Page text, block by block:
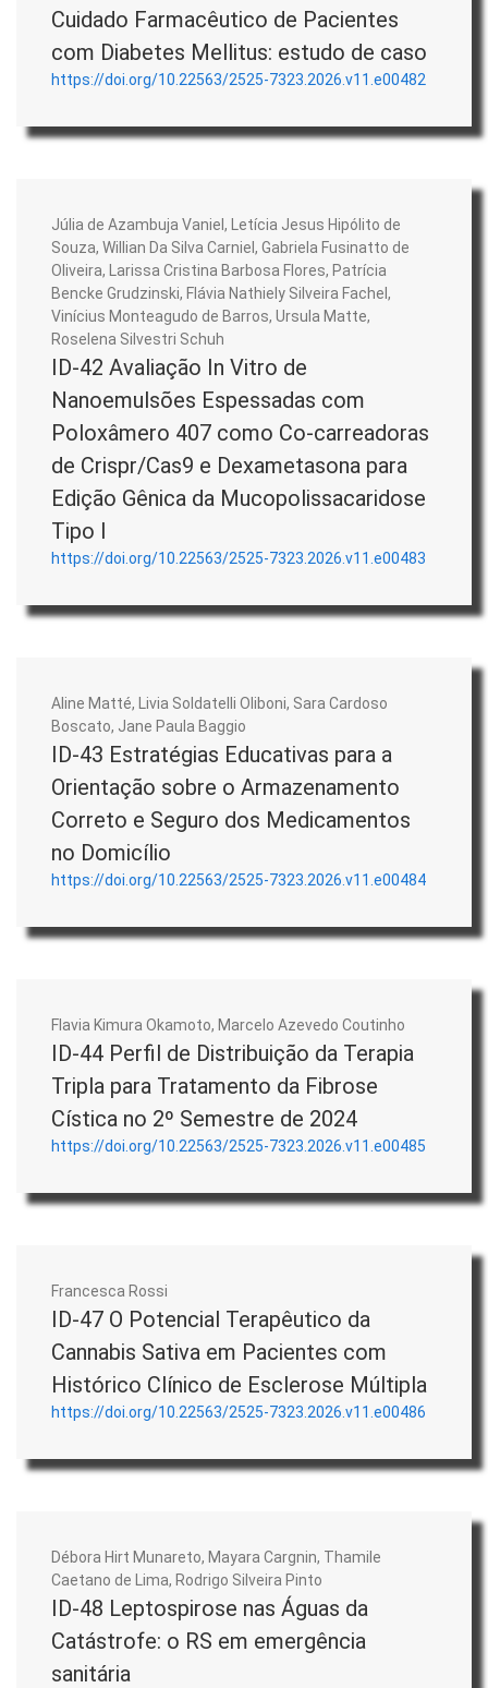
Cuidado Farmacêutico de Pacientes
com Diabetes Mellitus: estudo de caso
https://doi.org/10.22563/2525-7323.2026.v11.e00482
Júlia de Azambuja Vaniel, Letícia Jesus Hipólito de
Souza, Willian Da Silva Carniel, Gabriela Fusinatto de
Oliveira, Larissa Cristina Barbosa Flores, Patrícia
Bencke Grudzinski, Flávia Nathiely Silveira Fachel,
Vinícius Monteagudo de Barros, Ursula Matte,
Roselena Silvestri Schuh
ID-42 Avaliação In Vitro de
Nanoemulsões Espessadas com
Poloxâmero 407 como Co-carreadoras
de Crispr/Cas9 e Dexametasona para
Edição Gênica da Mucopolissacaridose
Tipo I
https://doi.org/10.22563/2525-7323.2026.v11.e00483
Aline Matté, Livia Soldatelli Oliboni, Sara Cardoso
Boscato, Jane Paula Baggio
ID-43 Estratégias Educativas para a
Orientação sobre o Armazenamento
Correto e Seguro dos Medicamentos
no Domicílio
https://doi.org/10.22563/2525-7323.2026.v11.e00484
Flavia Kimura Okamoto, Marcelo Azevedo Coutinho
ID-44 Perfil de Distribuição da Terapia
Tripla para Tratamento da Fibrose
Cística no 2º Semestre de 2024
https://doi.org/10.22563/2525-7323.2026.v11.e00485
Francesca Rossi
ID-47 O Potencial Terapêutico da
Cannabis Sativa em Pacientes com
Histórico Clínico de Esclerose Múltipla
https://doi.org/10.22563/2525-7323.2026.v11.e00486
Débora Hirt Munareto, Mayara Cargnin, Thamile
Caetano de Lima, Rodrigo Silveira Pinto
ID-48 Leptospirose nas Águas da
Catástrofe: o RS em emergência
sanitária